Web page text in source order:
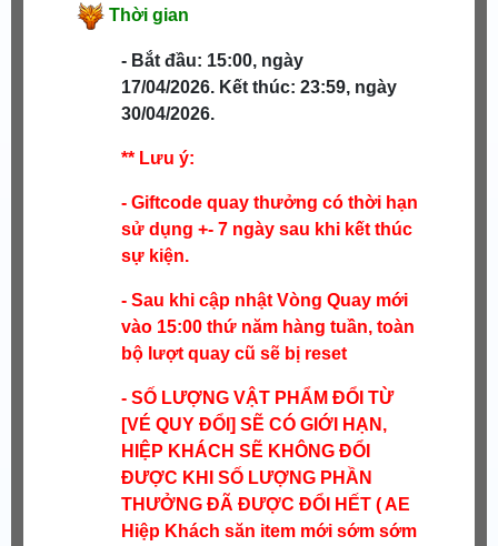
Thời gian
- Bắt đầu: 15:00, ngày
17/04/2026. Kết thúc: 23:59, ngày
30/04/2026.
** Lưu ý:
- Giftcode quay thưởng có thời hạn
sử dụng +- 7 ngày sau khi kết thúc
sự kiện.
- Sau khi cập nhật Vòng Quay mới
vào 15:00 thứ năm hàng tuần, toàn
bộ lượt quay cũ sẽ bị reset
- SỐ LƯỢNG VẬT PHẨM ĐỔI TỪ
[VÉ QUY ĐỔI] SẼ CÓ GIỚI HẠN,
HIỆP KHÁCH SẼ KHÔNG ĐỔI
ĐƯỢC KHI SỐ LƯỢNG PHẦN
THƯỞNG ĐÃ ĐƯỢC ĐỔI HẾT ( AE
Hiệp Khách săn item mới sớm sớm